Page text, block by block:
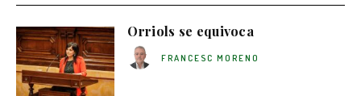
Orriols se equivoca
FRANCESC MORENO